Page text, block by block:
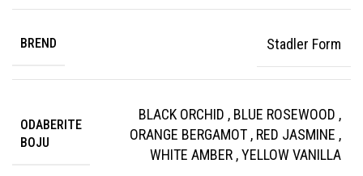
BREND Stadler Form
ODABERITE
BOJU
BLACK ORCHID , BLUE ROSEWOOD ,
ORANGE BERGAMOT , RED JASMINE ,
WHITE AMBER ,YELLOW VANILLA